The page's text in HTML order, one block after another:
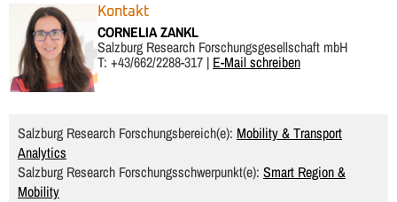
Kontakt
CORNELIA ZANKL
Salzburg Research Forschungsgesellschaft mbH
T: +43/662/2288-317 | E-Mail schreiben
Salzburg Research Forschungsbereich(e): Mobility & Transport
Analytics
Salzburg Research Forschungsschwerpunkt(e): Smart Region &
Mobility